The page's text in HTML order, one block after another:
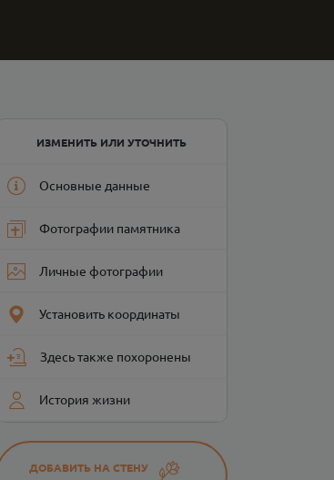
ИЗМЕНИТЬ ИЛИ УТОЧНИТЬ
Основные данные
Фотографии памятника
Личные фотографии
Установить координаты
Здесь также похоронены
История жизни
ДОБАВИТЬ НА СТЕНУ